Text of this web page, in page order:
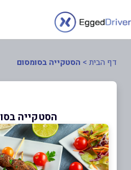
דף הבית > הסטקייה בסומסום
הסטקייה